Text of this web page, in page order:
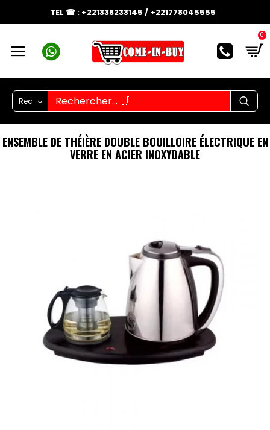
TEL ☎ : +221338233145 / +221778045555
0
Rec
ENSEMBLE DE THÉIÈRE DOUBLE BOUILLOIRE ÉLECTRIQUE EN
VERRE EN ACIER INOXYDABLE